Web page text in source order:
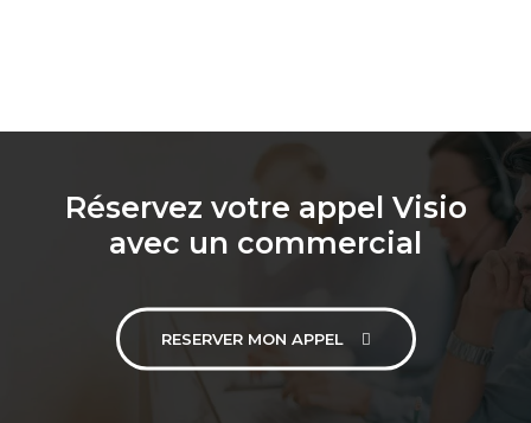
Réservez votre appel Visio
avec un commercial
RESERVER MON APPEL